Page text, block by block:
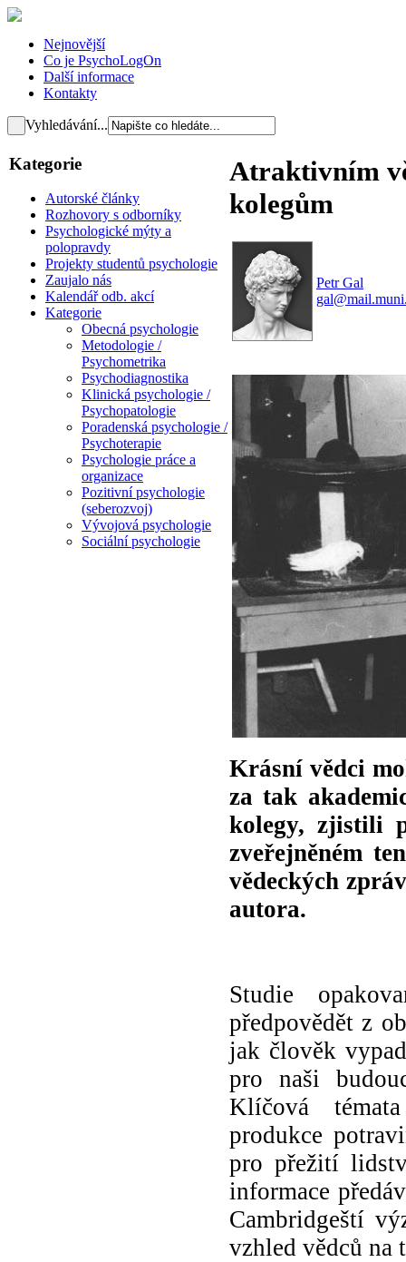
Nejnovější
Co je PsychoLogOn
Další informace
Kontakty
Vyhledávání...
Kategorie
Autorské články
Rozhovory s odborníky
Psychologické mýty a
polopravdy
Projekty studentů psychologie
Zaujalo nás
Kalendář odb. akcí
Kategorie
Obecná psychologie
Metodologie /
Psychometrika
Psychodiagnostika
Klinická psychologie /
Psychopatologie
Poradenská psychologie /
Psychoterapie
Psychologie práce a
organizace
Pozitivní psychologie
(seberozvoj)
Vývojová psychologie
Sociální psychologie
Atraktivním
kolegům
Petr Gal
Krásní vědci
za tak
kolegy, zjistili
zveřejněném
vědeckých
autora.
Studie
předpovědět z
jak člověk
pro naši
Klíčová
produkce
pro přežití
informace
Cambridgeští
vzhled vědců na